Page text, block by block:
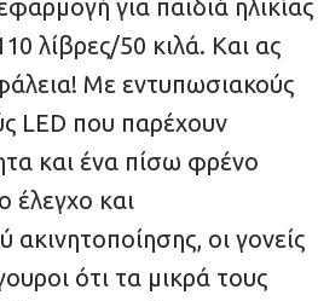
για παιδιά ηλικίας
λίβρες/50 κιλά. Και ας
Με εντυπωσιακούς
LED που παρέχουν
και ένα πίσω φρένο
έλεγχο και
ακινητοποίησης, οι γονείς
ότι τα μικρά τους